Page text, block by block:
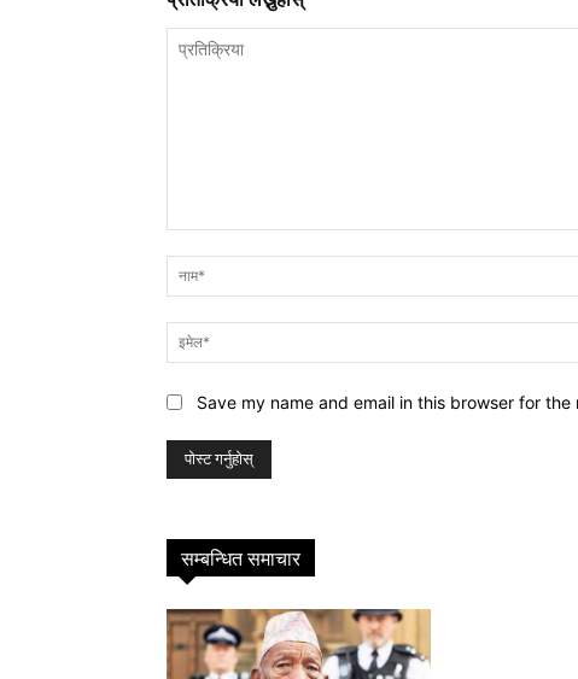
Save my name and email in this browser for
सम्बन्धित समाचार